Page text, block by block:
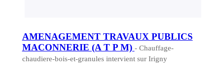
AMENAGEMENT TRAVAUX PUBLICS
MACONNERIE (A T P M) - Chauffage-
chaudiere-bois-et-granules intervient sur Irigny